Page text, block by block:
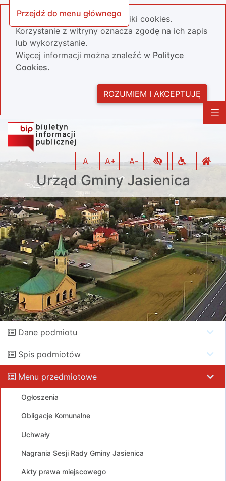
Przejdź do menu głównego
Nasza strona wykorzystuje pliki cookies.
Korzystanie z witryny oznacza zgodę na ich zapis
lub wykorzystanie.
Więcej informacji można znaleźć w Polityce
Cookies.
ROZUMIEM I AKCEPTUJĘ
Urząd Gminy Jasienica
A A+ A-
Dane podmiotu
Spis podmiotów
Menu przedmiotowe
Ogłoszenia
Obligacje Komunalne
Uchwały
Nagrania Sesji Rady Gminy Jasienica
Akty prawa miejscowego